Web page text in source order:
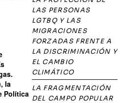
la
Política
LAS PERSONAS
LGTBQ Y LAS
MIGRACIONES
FORZADAS FRENTE A
LA DISCRIMINACIÓN Y
EL CAMBIO
CLIMÁTICO
LA FRAGMENTACIÓN
DEL CAMPO POPULAR